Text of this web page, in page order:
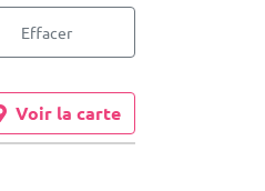
Effacer
Voir la carte